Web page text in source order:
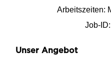
Arbeitszeiten:
Job-
Unser Angebot